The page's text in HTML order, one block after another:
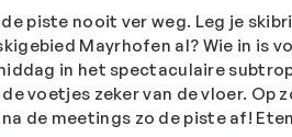
de piste nooit ver weg. Leg je
Mayrhofen al? Wie in is
in het spectaculaire
voetjes zeker van de vloer. Op
de meetings zo de piste af!